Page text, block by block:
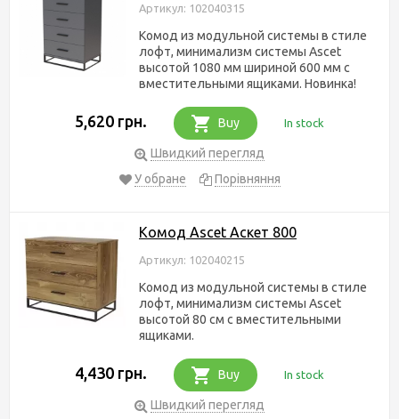
Артикул: 102040315
Комод из модульной системы в стиле
лофт, минимализм системы Ascet
высотой 1080 мм шириной 600 мм с
вместительными ящиками. Новинка!
5,620 грн. Buy In stock
Швидкий перегляд
У обране
Порівняння
Комод Ascet Аскет 800
Артикул: 102040215
Комод из модульной системы в стиле
лофт, минимализм системы Ascet
высотой 80 см с вместительными
ящиками.
4,430 грн. Buy In stock
Швидкий перегляд